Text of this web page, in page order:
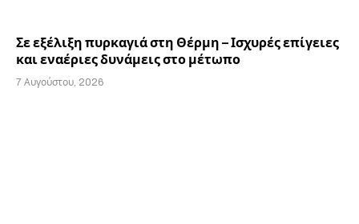
Σε εξέλιξη πυρκαγιά στη Θέρμη – Ισχυρές επίγειες
και εναέριες δυνάμεις στο μέτωπο
7 Αυγούστου, 2026